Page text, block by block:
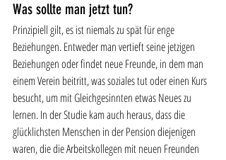
Was sollte man jetzt tun?
Prinzipiell gilt, es ist niemals zu spät für enge
Beziehungen. Entweder man vertieft seine jetzigen
Beziehungen oder findet neue Freunde, in dem man
einem Verein beitritt, was soziales tut oder einen Kurs
besucht, um mit Gleichgesinnten etwas Neues zu
lernen. In der Studie kam auch heraus, dass die
glücklichsten Menschen in der Pension diejenigen
waren, die die Arbeitskollegen mit neuen Freunden